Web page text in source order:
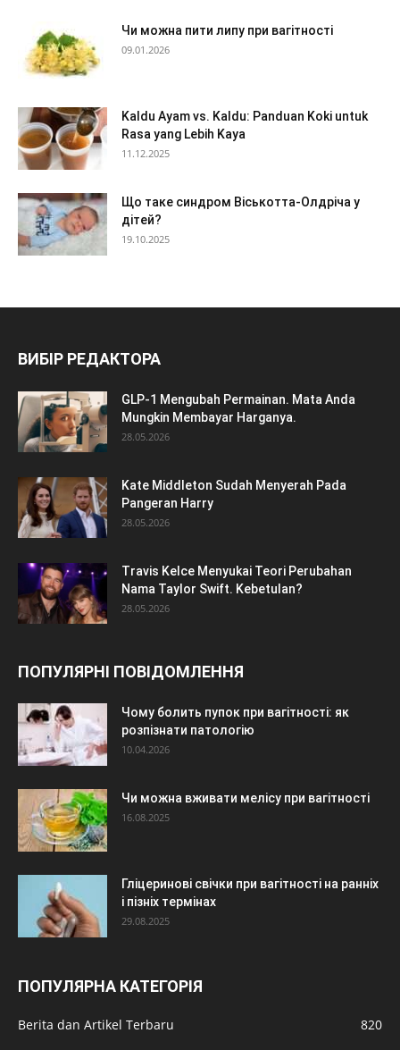
Чи можна пити липу при вагітності
09.01.2026
Kaldu Ayam vs. Kaldu: Panduan Koki untuk
Rasa yang Lebih Kaya
11.12.2025
Що таке синдром Віськотта-Олдріча у
дітей?
19.10.2025
ВИБІР РЕДАКТОРА
GLP-1 Mengubah Permainan. Mata Anda
Mungkin Membayar Harganya.
28.05.2026
Kate Middleton Sudah Menyerah Pada
Pangeran Harry
28.05.2026
Travis Kelce Menyukai Teori Perubahan
Nama Taylor Swift. Kebetulan?
28.05.2026
ПОПУЛЯРНІ ПОВІДОМЛЕННЯ
Чому болить пупок при вагітності: як
розпізнати патологію
10.04.2026
Чи можна вживати мелісу при вагітності
16.08.2025
Гліцеринові свічки при вагітності на ранніх
і пізніх термінах
29.08.2025
ПОПУЛЯРНА КАТЕГОРІЯ
Berita dan Artikel Terbaru 820